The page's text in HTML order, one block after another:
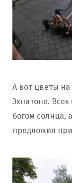
А вот цветы
Эхнатоне.
богом солнца,
предложил